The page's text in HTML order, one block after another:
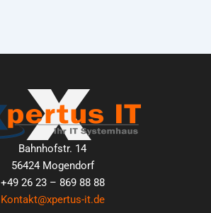
Bahnhofstr. 14
56424 Mogendorf
+49 26 23 – 869 88 88
Kontakt@xpertus-it.de